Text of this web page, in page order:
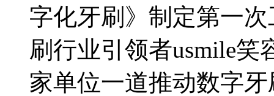
字化牙刷》制定第一
刷行业引领者usmile笑
家单位一道推动数字